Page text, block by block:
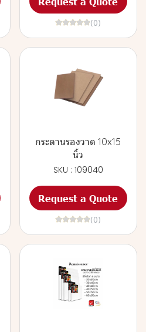
(0)
กระดานรองวาด 10x15
นิ้ว
SKU : 109040
Request a Quote
(0)